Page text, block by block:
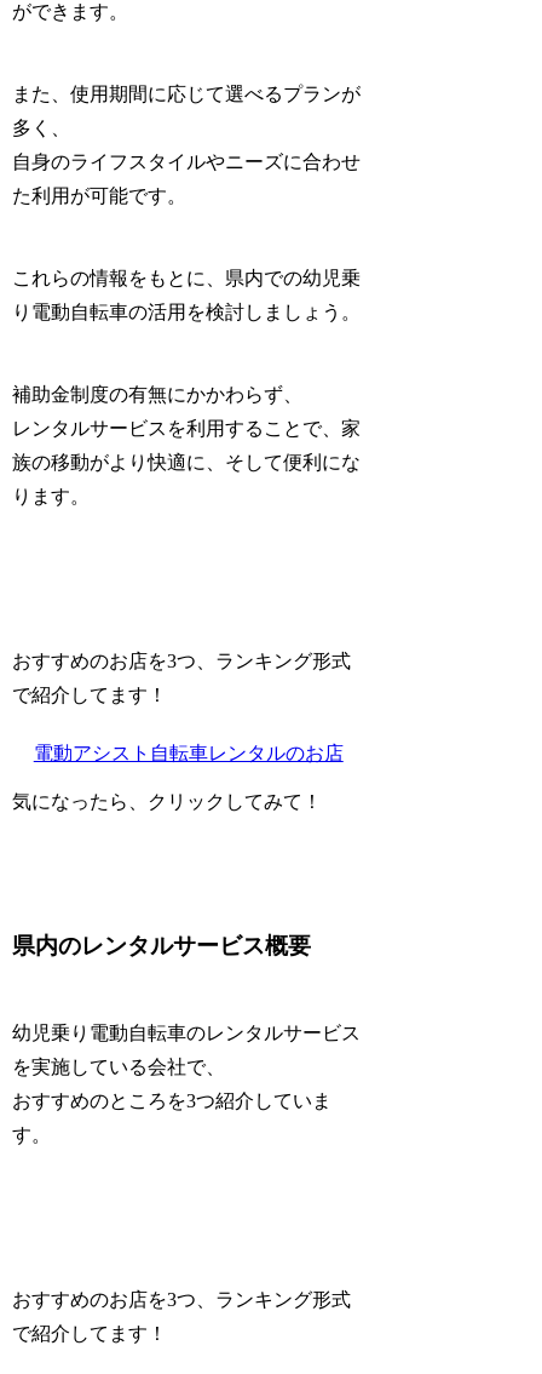
ができます。
また、使用期間に応じて選べるプランが
多く、
自身のライフスタイルやニーズに合わせ
た利用 が可能です。
これらの情報をもとに、県内での幼児乗
り電動自転車の活用を検討しましょう。
補助金制度の有無にかかわらず、
レンタルサービスを利用することで、家
族の移動がより快適に、そして便利にな
ります。
おすすめのお店を3つ、ランキング形式
で紹介してます！
電動アシスト自転車レンタルのお店
気になったら、クリックしてみて！
県内のレンタルサービス概要
幼児乗り電動自転車のレンタルサービス
を実施している会社で、
おすすめのところを3つ紹介していま
す。
おすすめのお店を3つ、ランキング形式
で紹介してます！